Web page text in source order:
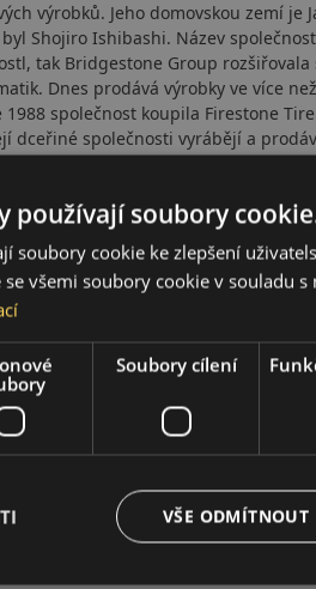
výrobků. Jeho domovskou zemí je
Shojiro Ishibashi. Název
tak Bridgestone Group rozšiřovala
Dnes prodává výrobky ve více
společnost koupila Firestone
dceřiné společnosti vyrábějí a
pro široké spektrum zákazníků.
používají soubory
soubory cookie ke zlepšení
všemi soubory cookie v souladu
Soubory cílení
VŠE ODMÍTNOUT